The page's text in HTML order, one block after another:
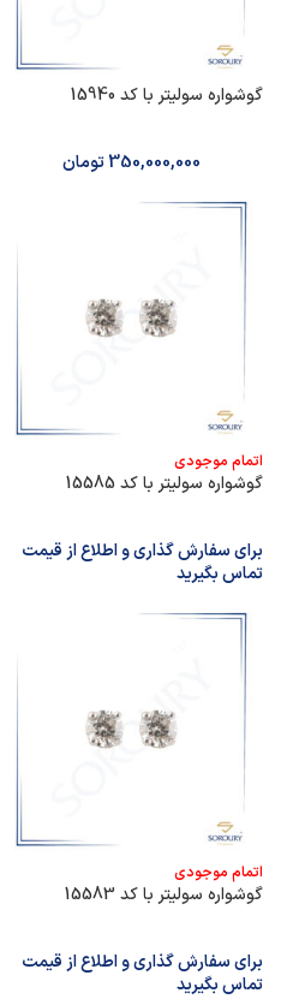
گوشواره سولیتر با کد 15940
350,000,000تومان
اتمام موجودی
گوشواره سولیتر با کد 15585
برای سفارش گذاری و اطلاع از قیمت
تماس بگیرید
اتمام موجودی
گوشواره سولیتر با کد 15583
برای سفارش گذاری و اطلاع از قیمت
تماس بگیرید